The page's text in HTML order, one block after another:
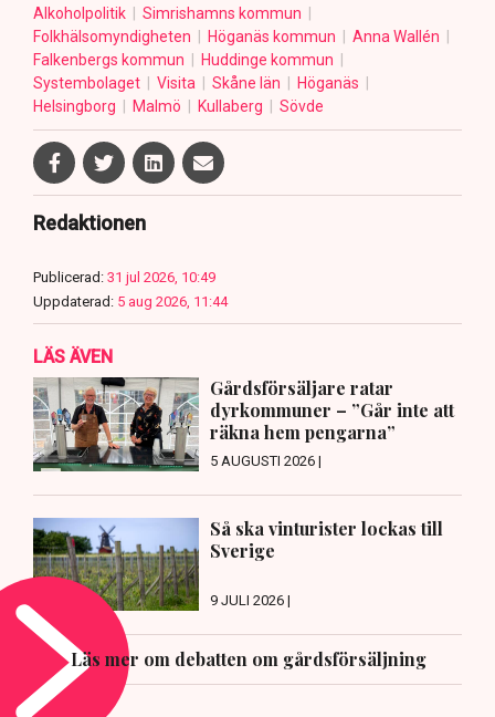
Alkoholpolitik
Simrishamns kommun
Folkhälsomyndigheten
Höganäs kommun
Anna Wallén
Falkenbergs kommun
Huddinge kommun
Systembolaget
Visita Skåne län
Höganäs
Helsingborg
Malmö Kullaberg Sövde
Redaktionen
Publicerad: 31 jul 2026, 10:49
Uppdaterad: 5 aug 2026, 11:44
LÄS ÄVEN
Gårdsförsäljare ratar
dyrkommuner – ”Går inte att
räkna hem pengarna”
5 AUGUSTI 2026 |
Så ska vinturister lockas till
Sverige
9 JULI 2026 |
Läs mer om debatten om gårdsförsäljning